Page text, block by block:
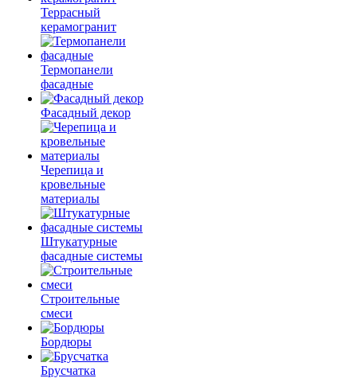
Террасный
керамогранит
Термопанели
фасадные
Фасадный декор
Черепица и
кровельные
материалы
Штукатурные
фасадные системы
Строительные
смеси
Бордюры
Брусчатка